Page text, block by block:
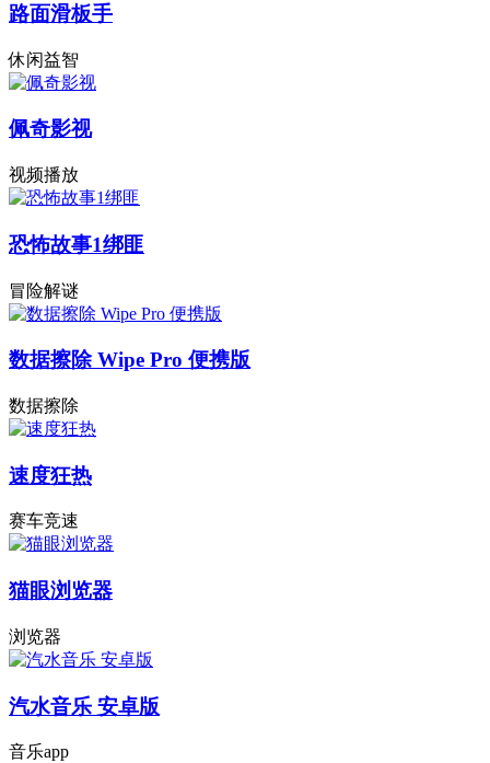
路面滑板手
休闲益智
佩奇影视
视频播放
恐怖故事1绑匪
冒险解谜
数据擦除 Wipe Pro 便携版
数据擦除
速度狂热
赛车竞速
猫眼浏览器
浏览器
汽水音乐 安卓版
音乐app